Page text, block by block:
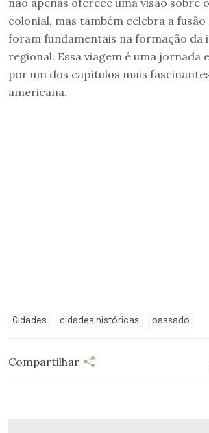
não apenas oferece uma visão sobre
colonial, mas também celebra a
foram fundamentais na formação da
regional. Essa viagem é uma jornada
por um dos capítulos mais
americana.
Cidades cidades históricas passado
Compartilhar